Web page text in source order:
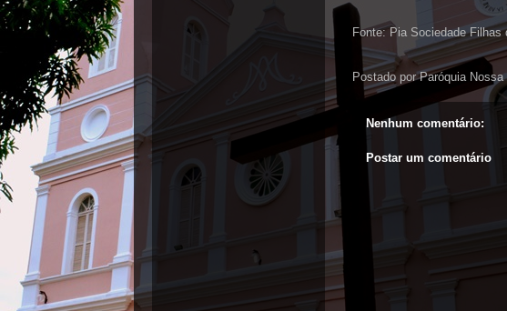
Fonte: Pia Sociedade Filhas
Postado porParóquia Nossa
Nenhum comentário:
Postar um comentário